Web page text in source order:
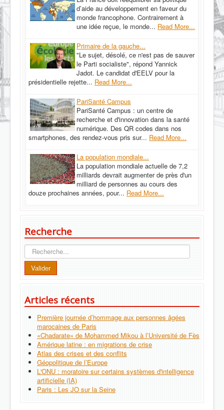
d’aide au développement en faveur du
monde francophone. Contrairement à
une idée reçue, le monde... Read More...
Primaire de la gauche...
"Le sujet, désolé, ce n'est pas de sauver
le Parti socialiste", répond Yannick
Jadot. Le candidat d'EELV pour la
présidentielle rejette... Read More...
PariSanté Campus
PariSanté Campus : un centre de
recherche et d'innovation dans la santé
numérique. Des QR codes dans nos
smartphones, des rendez-vous pris sur... Read More...
La population mondiale...
La population mondiale actuelle de 7,2
milliards devrait augmenter de près d'un
milliard de personnes au cours des
douze prochaines années, pour... Read More...
Recherche
Recherche
Valider
Articles récents
Première journée d’hommage aux personnes âgées
marocaines de Paris
«Chadarate» de Mohammed Mikou à l’Université de Fès
Amérique latine : en migrations de crise
Atlas des crises et des conflits
Géopolitique de l’Europe
L'ONU : moratoire sur certains systèmes d'intelligence
artificielle (IA)
Paris : Les JO sur la Seine